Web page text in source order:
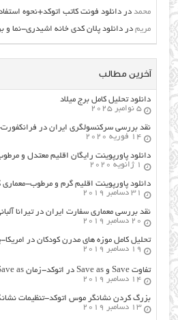
محمد دردانلود فونت کاتب اتوکد+نحوه
مریم دردانلود پلان کدی خانه اشیدری-نما
آخرین مطالب
دانلود تحلیل کامل برج میلاد
5 نوامبر 2025
نقد بررسی سرکنسولگری ایران در
14 فوریه 2020
دانلود پاورپوینت رایگان اقلیم معتدل و
1 ژانویه 2020
دانلود پاورپوینت اقلیم گرم و مرطوب-
31 دسامبر 2019
نقد بررسی معماری سفارت ایران در تیرانا
20 دسامبر 2019
تحلیل کامل موزه های مدرن کودکان در
19 دسامبر 2019
تفاوت Save و Save as در اتوکد-زمان autocad Save as
14 دسامبر 2019
بزرگ کردن نشانگر موس اتوکد-تنظیمات
13 دسامبر 2019